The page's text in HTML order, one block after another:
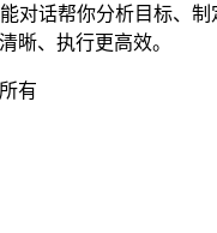
对话帮你分析目标、制
晰、执行更高效。
有